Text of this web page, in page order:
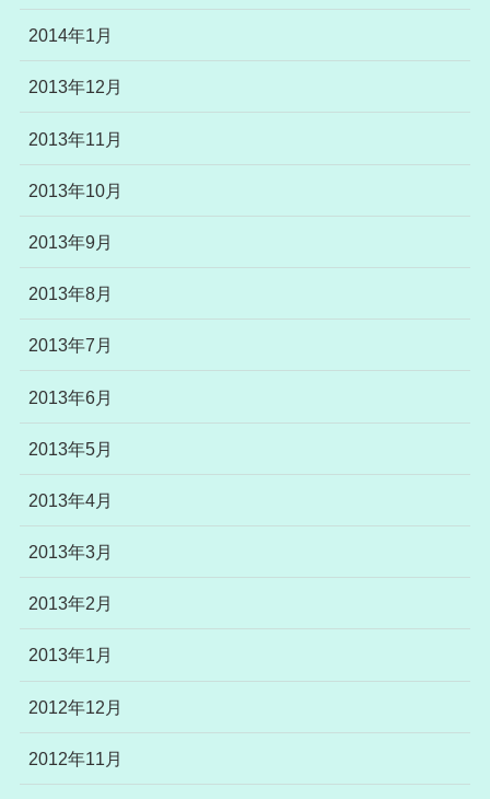
2014年1月
2013年12月
2013年11月
2013年10月
2013年9月
2013年8月
2013年7月
2013年6月
2013年5月
2013年4月
2013年3月
2013年2月
2013年1月
2012年12月
2012年11月